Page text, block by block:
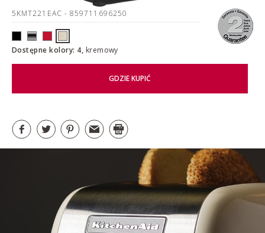
5KMT221EAC - 859711696250
Dostępne kolory: 4, kremowy
GDZIE KUPIĆ